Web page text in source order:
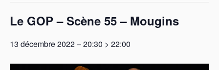
Le GOP – Scène 55 – Mougins
13 décembre 2022 – 20:30 > 22:00